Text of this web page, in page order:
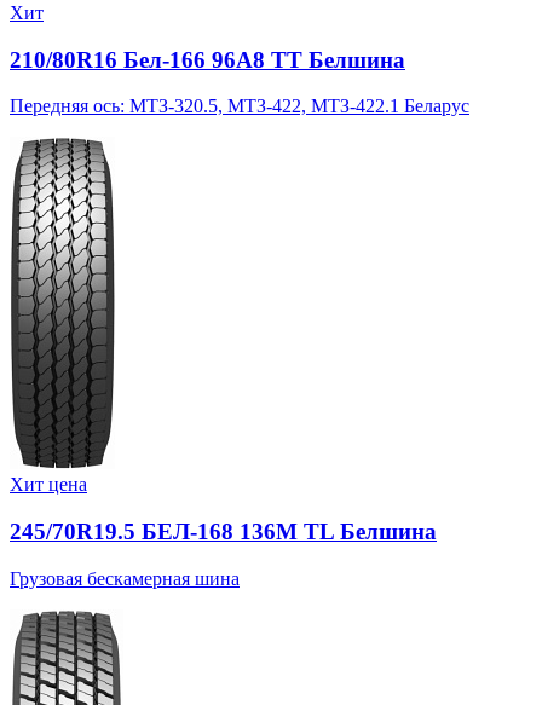
Хит
210/80R16 Бел-166 96A8 TT Белшина
Передняя ось: МТЗ-320.5, МТЗ-422, МТЗ-422.1 Беларус
Хит цена
245/70R19.5 БЕЛ-168 136M TL Белшина
Грузовая бескамерная шина